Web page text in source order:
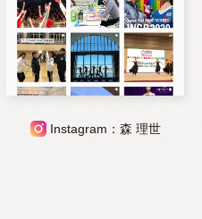
Instagram：森 理世